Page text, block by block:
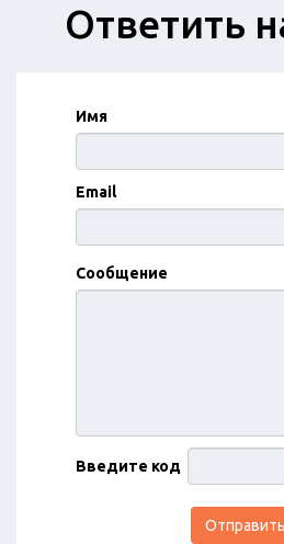
Ответить
Имя
Email
Сообщение
Введите код
Отправить